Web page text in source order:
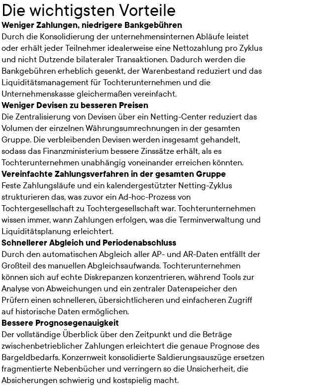
Die wichtigsten Vorteile
Weniger Zahlungen, niedrigere Bankgebühren
Durch die Konsolidierung der unternehmensinternen Abläufe leistet
oder erhält jeder Teilnehmer idealerweise eine Nettozahlung pro Zyklus
und nicht Dutzende bilateraler Transaktionen. Dadurch werden die
Bankgebühren erheblich gesenkt, der Warenbestand reduziert und das
Liquiditätsmanagement für Tochterunternehmen und die
Unternehmenskasse gleichermaßen vereinfacht.
Weniger Devisen zu besseren Preisen
Die Zentralisierung von Devisen über ein Netting-Center reduziert das
Volumen der einzelnen Währungsumrechnungen in der gesamten
Gruppe. Die verbleibenden Devisen werden insgesamt gehandelt,
sodass das Finanzministerium bessere Zinssätze erhält, als es
Tochterunternehmen unabhängig voneinander erreichen könnten.
Vereinfachte Zahlungsverfahren in der gesamten Gruppe
Feste Zahlungsläufe und ein kalendergestützter Netting-Zyklus
strukturieren das, was zuvor ein Ad-hoc-Prozess von
Tochtergesellschaft zu Tochtergesellschaft war. Tochterunternehmen
wissen immer, wann Zahlungen erfolgen, was die Terminverwaltung und
Liquiditätsplanung erleichtert.
Schnellerer Abgleich und Periodenabschluss
Durch den automatischen Abgleich aller AP- und AR-Daten entfällt der
Großteil des manuellen Abgleichsaufwands. Tochterunternehmen
können sich auf echte Diskrepanzen konzentrieren, während Tools zur
Analyse von Abweichungen und ein zentraler Datenspeicher den
Prüfern einen schnelleren, übersichtlicheren und einfacheren Zugriff
auf historische Daten ermöglichen.
Bessere Prognosegenauigkeit
Der vollständige Überblick über den Zeitpunkt und die Beträge
zwischenbetrieblicher Zahlungen erleichtert die genaue Prognose des
Bargeldbedarfs. Konzernweit konsolidierte Saldierungsauszüge ersetzen
fragmentierte Nebenbücher und verringern so die Unsicherheit, die
Absicherungen schwierig und kostspielig macht.